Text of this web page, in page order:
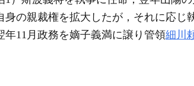
の親裁権を拡大したが，それに応じ
年11月政務を嫡子義満に譲り管領細川